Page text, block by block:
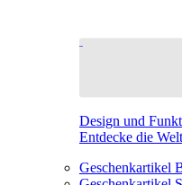
Design und
Entdecke die
Geschenkartikel